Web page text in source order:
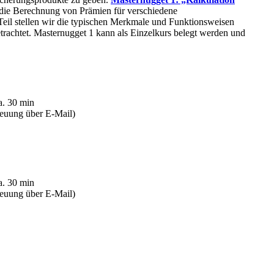
Berechnung von Prämien für verschiedene
stellen wir die typischen Merkmale und Funktionsweisen
Masternugget 1 kann als Einzelkurs belegt werden und
30 min
über E-Mail)
30 min
über E-Mail)